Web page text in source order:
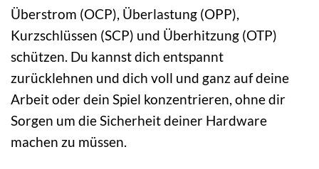
Überstrom (OCP), Überlastung (OPP),
Kurzschlüssen (SCP) und Überhitzung (OTP)
schützen. Du kannst dich entspannt
zurücklehnen und dich voll und ganz auf deine
Arbeit oder dein Spiel konzentrieren, ohne dir
Sorgen um die Sicherheit deiner Hardware
machen zu müssen.